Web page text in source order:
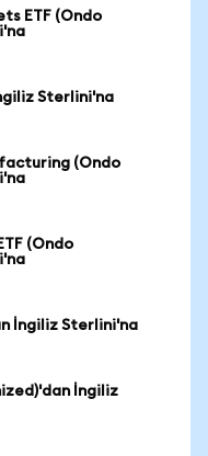
ETF (Ondo
Sterlini'na
(Ondo
(Ondo
İngiliz Sterlini'na
İngiliz